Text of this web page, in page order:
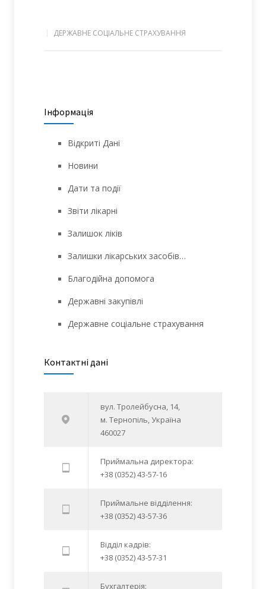
ДЕРЖАВНЕ СОЦІАЛЬНЕ СТРАХУВАННЯ
Інформація
Відкриті Дані
Новини
Дати та події
Звіти лікарні
Залишок ліків
Залишки лікарських засобів…
Благодійна допомога
Державні закупівлі
Державне соціальне страхування
Контактні дані
вул. Тролейбусна, 14,
м. Тернопіль, Україна
460027
Приймальна директора:
+38 (0352) 43-57-16
Приймальне відділення:
+38 (0352) 43-57-36
Відділ кадрів:
+38 (0352) 43-57-31
Бухгалтерія: